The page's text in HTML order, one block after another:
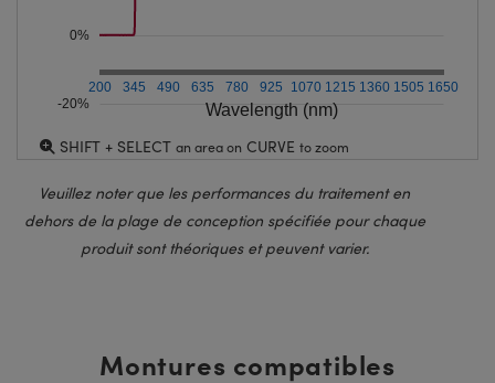
Wavelength (nm)
200 345 490 635 780 925 1070 1215 1360 1505 1650
-20%
0%
SHIFT + SELECT an area on CURVE to zoom
Veuillez noter que les performances du traitement en
dehors de la plage de conception spécifiée pour chaque
produit sont théoriques et peuvent varier.
Montures compatibles